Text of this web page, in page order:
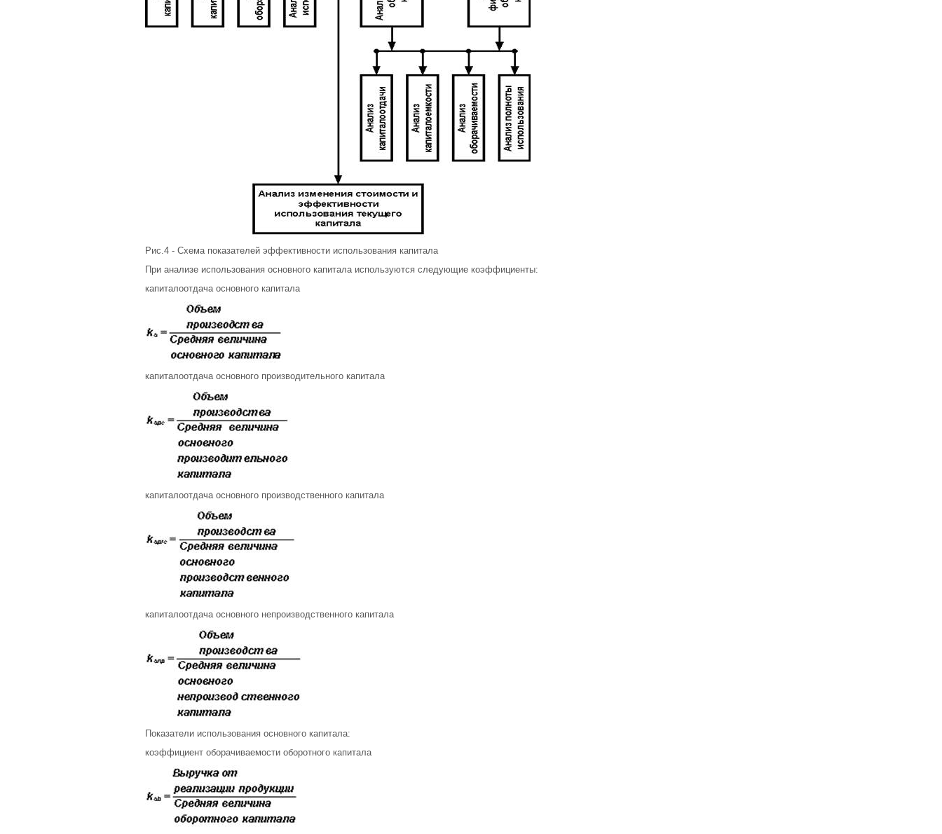
Рис.4 - Схема показателей эффективности использования капитала
При анализе использования основного капитала используются следующие коэффициенты:
капиталоотдача основного капитала
капиталоотдача основного производительного капитала
капиталоотдача основного производственного капитала
капиталоотдача основного непроизводственного капитала
Показатели использования основного капитала:
коэффициент оборачиваемости оборотного капитала